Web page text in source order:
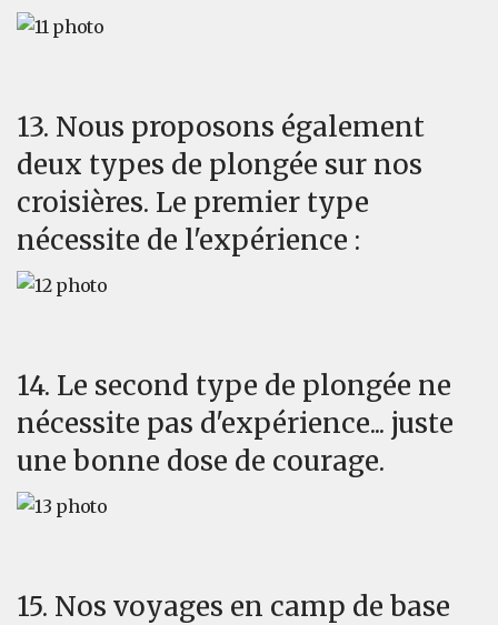
13. Nous proposons également
deux types de plongée sur nos
croisières. Le premier type
nécessite de l'expérience :
14. Le second type de plongée ne
nécessite pas d'expérience... juste
une bonne dose de courage.
15. Nos voyages en camp de base